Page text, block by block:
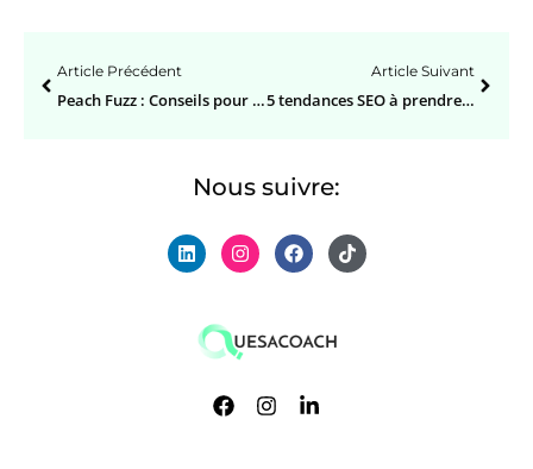
Article Précédent
Peach Fuzz : Conseils pour intégrer la couleur de l’année 2024 dans votre Intérieur
Article Suivant
5 tendances SEO à prendre en compte pour 2025
Nous suivre: